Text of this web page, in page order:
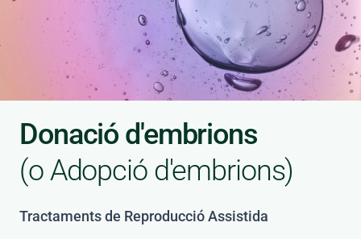
Donació d'embrions
(o Adopció d'embrions)
Tractaments de Reproducció Assistida